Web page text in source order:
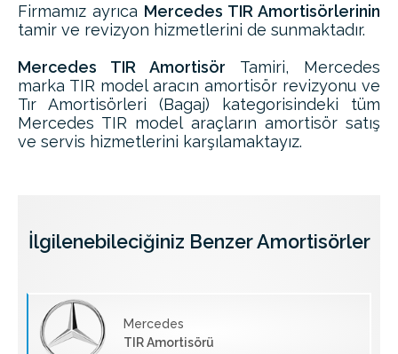
Firmamız ayrıca Mercedes TIR Amortisörlerinin
tamir ve revizyon hizmetlerini de sunmaktadır.
Mercedes TIR Amortisör Tamiri, Mercedes
marka TIR model aracın amortisör revizyonu ve
Tır Amortisörleri (Bagaj) kategorisindeki tüm
Mercedes TIR model araçların amortisör satış
ve servis hizmetlerini karşılamaktayız.
İlgilenebileciğiniz Benzer Amortisörler
Mercedes
TIR Amortisörü